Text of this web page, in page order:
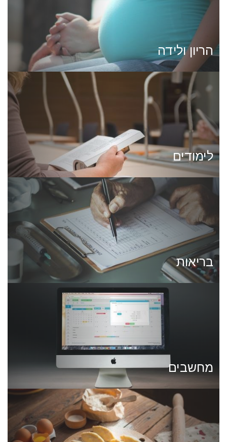
הריון ולידה
לימודים
בריאות
מחשבים